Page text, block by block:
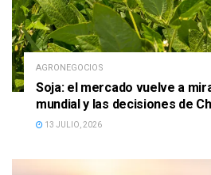
AGRONEGOCIOS
Soja: el mercado vuelve a
mundial y las decisiones de
13 JULIO, 2026